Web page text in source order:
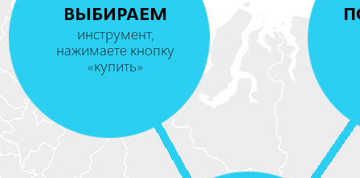
ВЫБИРАЕМ
инструмент,
нажимаете кнопку
«купить»